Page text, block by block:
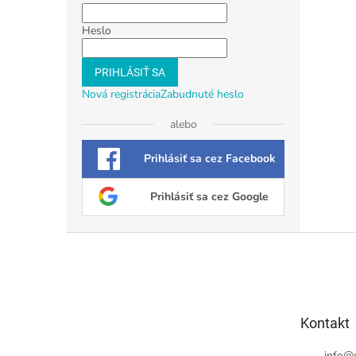
Heslo
PRIHLÁSIŤ SA
Nová registráciaZabudnuté heslo
alebo
Prihlásiť sa cez Facebook
Prihlásiť sa cez Google
Kontakt